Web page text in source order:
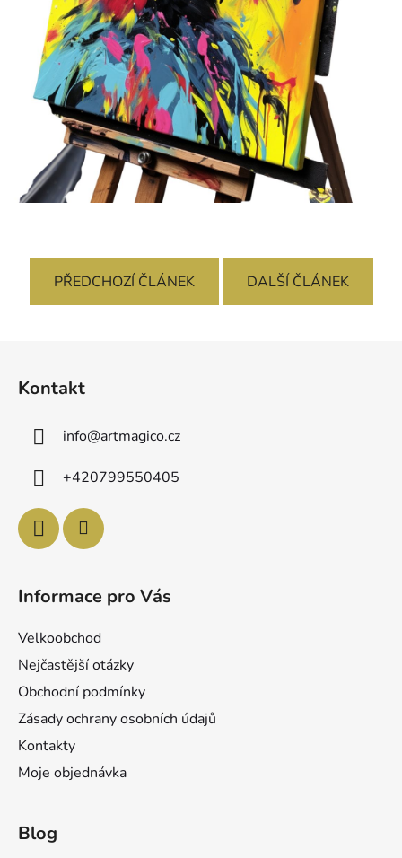
PŘEDCHOZÍ ČLÁNEK DALŠÍ ČLÁNEK
Kontakt
info@artmagico.cz
+420799550405
Informace pro Vás
Velkoobchod
Nejčastější otázky
Obchodní podmínky
Zásady ochrany osobních údajů
Kontakty
Moje objednávka
Blog